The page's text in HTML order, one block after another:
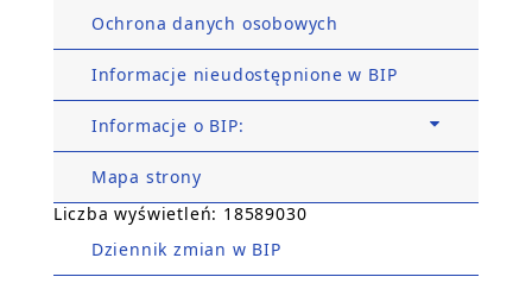
Ochrona danych osobowych
Informacje nieudostępnione w BIP
Informacje o BIP:
Mapa strony
Liczba wyświetleń: 18589030
Dziennik zmian w BIP